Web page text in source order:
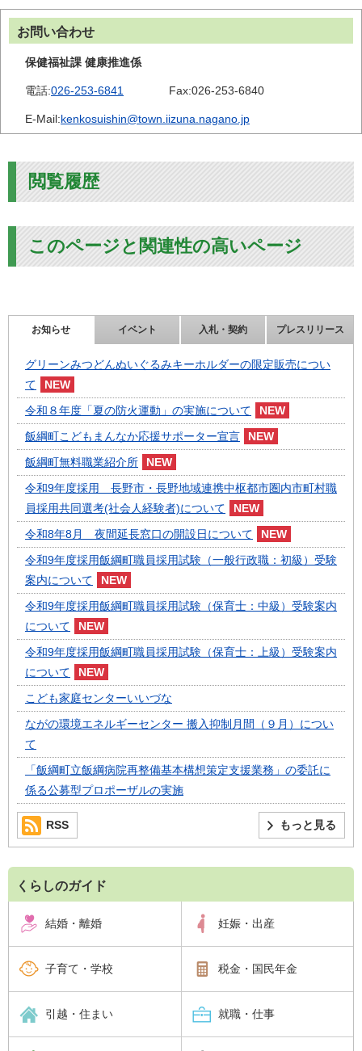
お問い合わせ
保健福祉課 健康推進係
電話:026-253-6841 Fax:026-253-6840
E-Mail:kenkosuishin@town.iizuna.nagano.jp
閲覧履歴
このページと関連性の高いページ
お知らせ イベント 入札・契約 プレスリリース
グリーンみつどんぬいぐるみキーホルダーの限定販売につい
て
令和８年度「夏の防火運動」の実施について
飯綱町こどもまんなか応援サポーター宣言
飯綱町無料職業紹介所
令和9年度採用 長野市・長野地域連携中枢都市圏内市町村職
員採用共同選考(社会人経験者)について
令和8年8月 夜間延長窓口の開設日について
令和9年度採用飯綱町職員採用試験（一般行政職：初級）受験
案内について
令和9年度採用飯綱町職員採用試験（保育士：中級）受験案内
について
令和9年度採用飯綱町職員採用試験（保育士：上級）受験案内
について
こども家庭センターいいづな
ながの環境エネルギーセンター 搬入抑制月間（９月）につい
て
「飯綱町立飯綱病院再整備基本構想策定支援業務」の委託に
係る公募型プロポーザルの実施
もっと見る
RSS
くらしのガイド
結婚・離婚 妊娠・出産
子育て・学校 税金・国民年金
引越・住まい 就職・仕事